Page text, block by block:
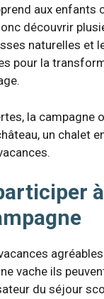
aux
découvrir
naturelles et
pour la
la
un chalet
vache ils
du séjour